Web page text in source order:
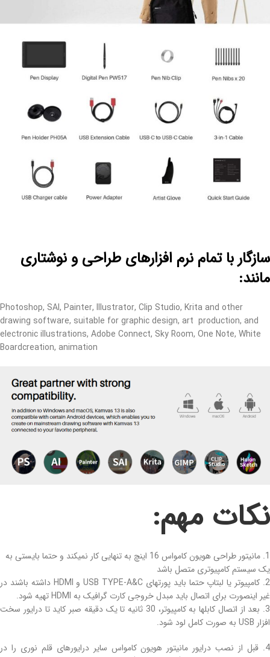
سازگار با تمام نرم افزارهای طراحی و نوشتاری
مانند:
Photoshop, SAI, Painter, Illustrator, Clip Studio, Krita and other
drawing software, suitable for graphic design, art production, and
electronic illustrations, Adobe Connect, Sky Room, One Note, White
Boardcreation, animation
نکات مهم:
1. مانیتور طراحی هویون کامواس 16 اینچ به تنهایی کار نمیکند و حتما بایستی به
یک سیستم کامپیوتری متصل باشد
2. کامپیوتر یا لبتاپ حتما باید پورتهای USB TYPE-A&C و HDMI داشته باشند در
غیر اینصورت برای اتصال باید مبدل خروجی کارت گرافیک به HDMI تهیه شود.
3. بعد از اتصال کابلها به کامپیوتر، 30 ثانیه تا یک دقیقه صبر کاید تا درایور سخت
افزار USB به صورت کامل لود شود.
4. قبل از نصب درایور مانیتور هویون کامواس سایر درایورهای قلم نوری را در